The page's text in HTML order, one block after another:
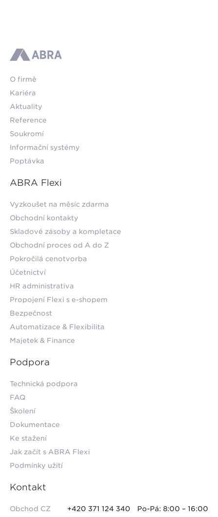
ABRA
O firmě
Kariéra
Aktuality
Reference
Soukromí
Informační systémy
Poptávka
ABRA Flexi
Vyzkoušet na měsíc zdarma
Obchodní kontakty
Skladové zásoby a kompletace
Obchodní proces od A do Z
Pokročilá cenotvorba
Účetnictví
HR administrativa
Propojení Flexi s e-shopem
Bezpečnost
Automatizace & Flexibilita
Majetek & Finance
Podpora
Technická podpora
FAQ
Školení
Dokumentace
Ke stažení
Jak začít s ABRA Flexi
Podmínky užití
Kontakt
Obchod CZ +420 371 124 340 Po-Pá: 8:00 – 16:00